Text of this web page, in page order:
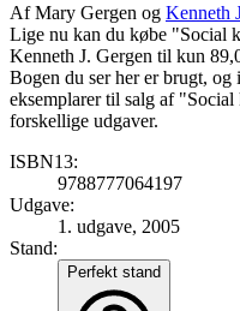
AfMary Gergen og Kenneth
Lige nu kan du købe "Social
Kenneth J. Gergen til kun
Bogen du ser her er brugt,
eksemplarer til salg af
forskellige udgaver.
ISBN13:
9788777064197
Udgave:
1. udgave, 2005
Stand:
Perfekt stand